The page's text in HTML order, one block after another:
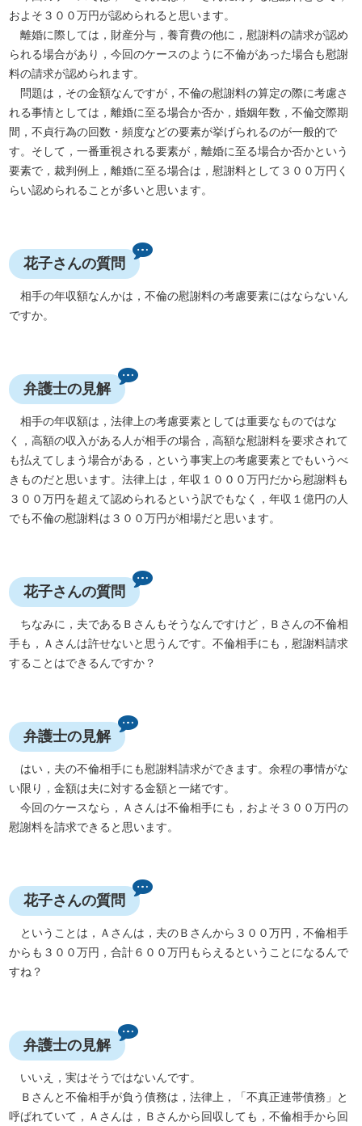
およそ３００万円が認められると思います。
離婚に際しては，財産分与，養育費の他に，慰謝料の請求が認め
られる場合があり，今回のケースのように不倫があった場合も慰謝
料の請求が認められます。
問題は，その金額なんですが，不倫の慰謝料の算定の際に考慮さ
れる事情としては，離婚に至る場合か否か，婚姻年数，不倫交際期
間，不貞行為の回数・頻度などの要素が挙げられるのが一般的で
す。そして，一番重視される要素が，離婚に至る場合か否かという
要素で，裁判例上，離婚に至る場合は，慰謝料として３００万円く
らい認められることが多いと思います。
花子さんの質問
相手の年収額なんかは，不倫の慰謝料の考慮要素にはならないん
ですか。
弁護士の見解
相手の年収額は，法律上の考慮要素としては重要なものではな
く，高額の収入がある人が相手の場合，高額な慰謝料を要求されて
も払えてしまう場合がある，という事実上の考慮要素とでもいうべ
きものだと思います。法律上は，年収１０００万円だから慰謝料も
３００万円を超えて認められるという訳でもなく，年収１億円の人
でも不倫の慰謝料は３００万円が相場だと思います。
花子さんの質問
ちなみに，夫であるＢさんもそうなんですけど，Ｂさんの不倫相
手も，Ａさんは許せないと思うんです。不倫相手にも，慰謝料請求
することはできるんですか？
弁護士の見解
はい，夫の不倫相手にも慰謝料請求ができます。余程の事情がな
い限り，金額は夫に対する金額と一緒です。
今回のケースなら，Ａさんは不倫相手にも，およそ３００万円の
慰謝料を請求できると思います。
花子さんの質問
ということは，Ａさんは，夫のＢさんから３００万円，不倫相手
からも３００万円，合計６００万円もらえるということになるんで
すね？
弁護士の見解
いいえ，実はそうではないんです。
Ｂさんと不倫相手が負う債務は，法律上，「不真正連帯債務」と
呼ばれていて，Ａさんは，Ｂさんから回収しても，不倫相手から回